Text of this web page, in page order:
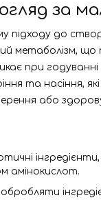
за
підходу до
метаболізм,
при
та насіння,
або
інгредієнти,
амінокислот.